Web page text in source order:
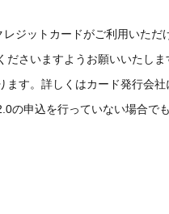
ジットカードがご利用いただ
さいますようお願いいたしま
す。詳しくはカード発行会社
の申込を行っていない場合でも